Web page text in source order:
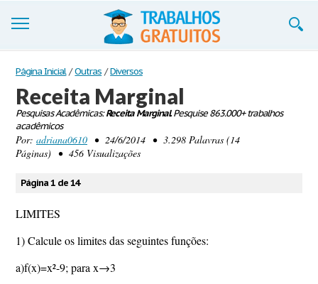
Trabalhos
Cadastre-se
Entre
Blog
Contate-nos
Página Inicial / Outras / Diversos
Receita Marginal
Pesquisas Acadêmicas:Receita Marginal.Pesquise 863.000+ trabalhos
acadêmicos
Por: adriana0610 • 24/6/2014 • 3.298 Palavras (14
Páginas) • 456 Visualizações
Página 1 de 14
LIMITES
1) Calcule os limites das seguintes funções:
a)f(x)=x²-9; para x→3